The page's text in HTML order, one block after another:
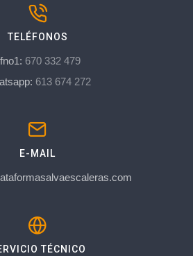
TELÉFONOS
670 332 479
613 674 272
E-MAIL
TÉCNICO